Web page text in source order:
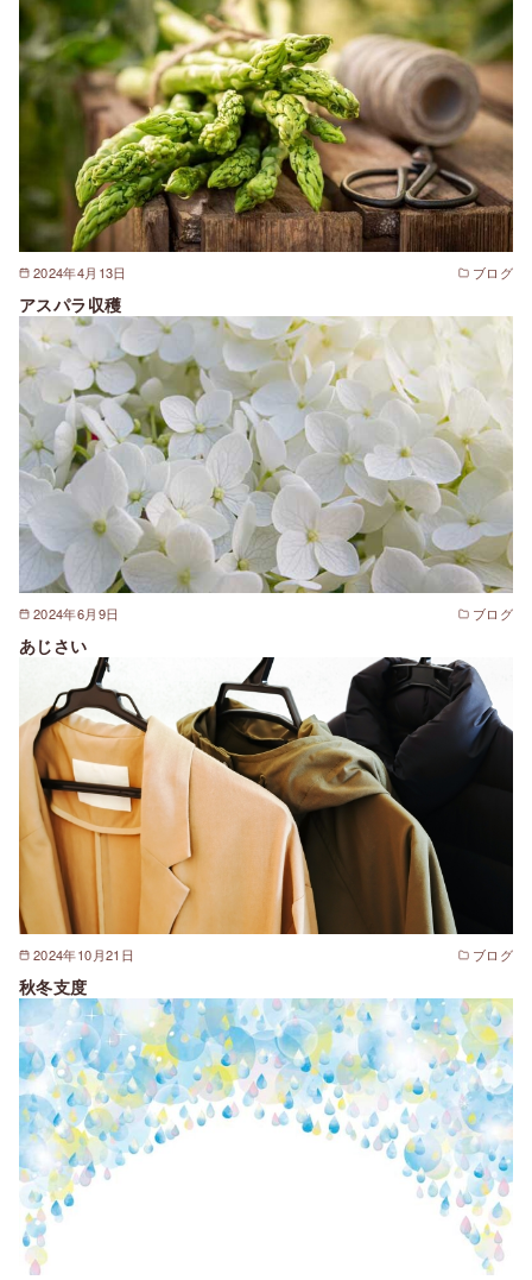
2024年4月13日 ブログ
アスパラ収穫
2024年6月9日 ブログ
あじさい
2024年10月21日 ブログ
秋冬支度